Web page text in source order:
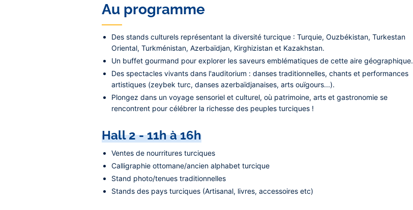
Au programme
Des stands culturels représentant la diversité turcique : Turquie, Ouzbékistan, Turkestan
Oriental, Turkménistan, Azerbaïdjan, Kirghizistan et Kazakhstan.
Un buffet gourmand pour explorer les saveurs emblématiques de cette aire géographique.
Des spectacles vivants dans l'auditorium : danses traditionnelles, chants et performances
artistiques (zeybek turc, danses azerbaïdjanaises, arts ouïgours...).
Plongez dans un voyage sensoriel et culturel, où patrimoine, arts et gastronomie se
rencontrent pour célébrer la richesse des peuples turciques !
Hall 2 - 11h à 16h
Ventes de nourritures turciques
Calligraphie ottomane/ancien alphabet turcique
Stand photo/tenues traditionnelles
Stands des pays turciques (Artisanal, livres, accessoires etc)